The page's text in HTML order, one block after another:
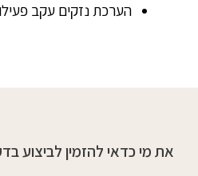
הערכת נזקים עקב
את מי כדאי להזמין לביצוע